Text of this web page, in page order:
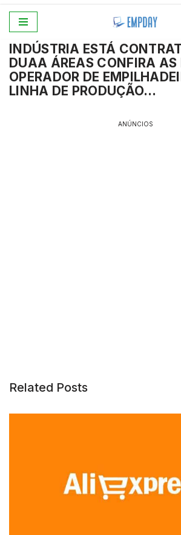
para
o
conteúdo
INDÚSTRIA ESTÁ
DUAA ÁREAS CONFIRA AS
OPERADOR DE
LINHA DE PRODUÇÃO…
ANÚNCIOS
Related Posts